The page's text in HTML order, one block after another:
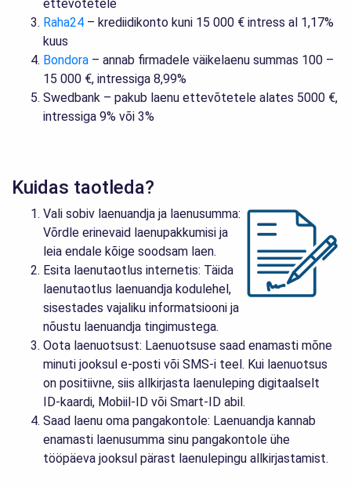
ettevõtetele
Raha24 – krediidikonto kuni 15 000 € intress al 1,17%
kuus
Bondora – annab firmadele väikelaenu summas 100 –
15 000 €, intressiga 8,99%
Swedbank – pakub laenu ettevõtetele alates 5000 €,
intressiga 9% või 3%
Kuidas taotleda?
Vali sobiv laenuandja ja laenusumma:
Võrdle erinevaid laenupakkumisi ja
leia endale kõige soodsam laen.
Esita laenutaotlus internetis: Täida
laenutaotlus laenuandja kodulehel,
sisestades vajaliku informatsiooni ja
nõustu laenuandja tingimustega.
Oota laenuotsust: Laenuotsuse saad enamasti mõne
minuti jooksul e-posti või SMS-i teel. Kui laenuotsus
on positiivne, siis allkirjasta laenuleping digitaalselt
ID-kaardi, Mobiil-ID või Smart-ID abil.
Saad laenu oma pangakontole: Laenuandja kannab
enamasti laenusumma sinu pangakontole ühe
tööpäeva jooksul pärast laenulepingu allkirjastamist.